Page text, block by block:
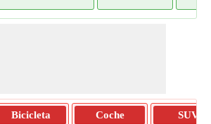
Bicicleta
Coche
SUV